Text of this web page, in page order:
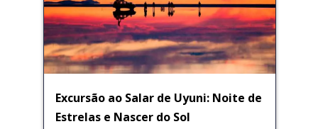
Excursão ao Salar de Uyuni: Noite de
Estrelas e Nascer do Sol